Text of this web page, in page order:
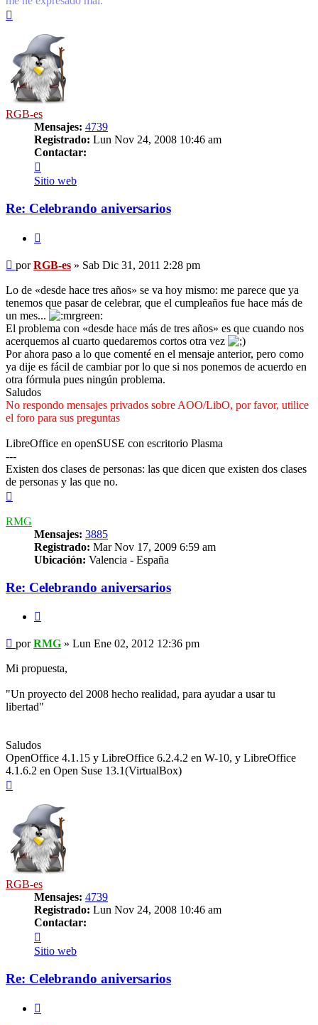
RGB-es
Mensajes: 4739
Registrado: Lun Nov 24, 2008 10:46 am
Contactar:
RGB-
es
Sitio web
Re: Celebrando aniversarios
Mensaje
porRGB-es » Sab Dic 31, 2011 2:28 pm
Lo de «desde hace tres años» se va hoy mismo: me parece que ya
tenemos que pasar de celebrar, que el cumpleaños fue hace más de
un mes...
El problema con «desde hace más de tres años» es que cuando nos
acerquemos al cuarto quedaremos cortos otra vez
Por ahora paso a lo que comenté en el mensaje anterior, pero como
ya dije es fácil de cambiar por lo que si nos ponemos de acuerdo en
otra fórmula pues ningún problema.
Saludos
No respondo mensajes privados sobre AOO/LibO, por favor, utilice
el foro para sus preguntas
LibreOffice en openSUSE con escritorio Plasma
---
Existen dos clases de personas: las que dicen que existen dos clases
de personas y las que no.
RMG
Mensajes: 3885
Registrado: Mar Nov 17, 2009 6:59 am
Ubicación: Valencia - España
Re: Celebrando aniversarios
Mensaje
porRMG » Lun Ene 02, 2012 12:36 pm
Mi propuesta,
"Un proyecto del 2008 hecho realidad, para ayudar a usar tu
libertad"
Saludos
OpenOffice 4.1.15 y LibreOffice 6.2.4.2 en W-10, y LibreOffice
4.1.6.2 en Open Suse 13.1(VirtualBox)
RGB-es
Mensajes: 4739
Registrado: Lun Nov 24, 2008 10:46 am
Contactar:
RGB-
es
Sitio web
Re: Celebrando aniversarios